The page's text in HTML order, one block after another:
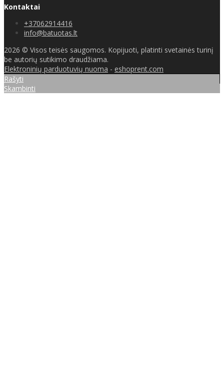
Kontaktai
+37062914416
info@batuotas.lt
2026 © Visos teisės saugomos. Kopijuoti, platinti svetainės turinį
be autorių sutikimo draudžiama.
Elektroninių parduotuvių nuoma - eshoprent.com
Rašyti
Skambinti